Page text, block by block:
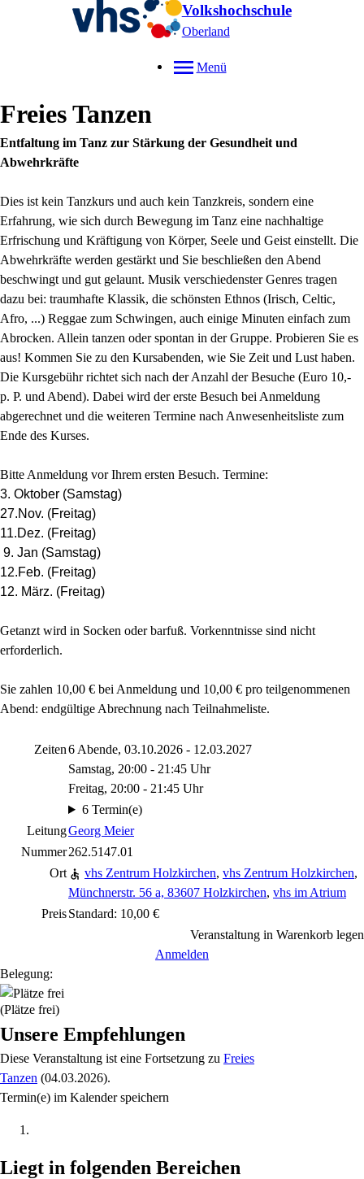
Volkshochschule
Oberland
Menü
Freies Tanzen
Entfaltung im Tanz zur Stärkung der Gesundheit und
Abwehrkräfte
Dies ist kein Tanzkurs und auch kein Tanzkreis, sondern eine
Erfahrung, wie sich durch Bewegung im Tanz eine nachhaltige
Erfrischung und Kräftigung von Körper, Seele und Geist einstellt. Die
Abwehrkräfte werden gestärkt und Sie beschließen den Abend
beschwingt und gut gelaunt. Musik verschiedenster Genres tragen
dazu bei: traumhafte Klassik, die schönsten Ethnos (Irisch, Celtic,
Afro, ...) Reggae zum Schwingen, auch einige Minuten einfach zum
Abrocken. Allein tanzen oder spontan in der Gruppe. Probieren Sie es
aus! Kommen Sie zu den Kursabenden, wie Sie Zeit und Lust haben.
Die Kursgebühr richtet sich nach der Anzahl der Besuche (Euro 10,-
p. P. und Abend). Dabei wird der erste Besuch bei Anmeldung
abgerechnet und die weiteren Termine nach Anwesenheitsliste zum
Ende des Kurses.
Bitte Anmeldung vor Ihrem ersten Besuch. Termine:
3. Oktober (Samstag)
27.Nov. (Freitag)
11.Dez. (Freitag)
9. Jan (Samstag)
12.Feb. (Freitag)
12. März. (Freitag)
Getanzt wird in Socken oder barfuß. Vorkenntnisse sind nicht
erforderlich.
Sie zahlen 10,00 € bei Anmeldung und 10,00 € pro teilgenommenen
Abend: endgültige Abrechnung nach Teilnahmeliste.
Zeiten6 Abende, 03.10.2026 - 12.03.2027
Samstag, 20:00 - 21:45 Uhr
Freitag, 20:00 - 21:45 Uhr
6 Termin(e)
LeitungGeorg Meier
Nummer262.5147.01
Ort
vhs Zentrum Holzkirchen, vhs Zentrum Holzkirchen,
Münchnerstr. 56 a, 83607 Holzkirchen, vhs im Atrium
PreisStandard: 10,00 €
Veranstaltung in Warenkorb legen
Anmelden
Belegung:
(Plätze frei)
Unsere Empfehlungen
Diese Veranstaltung ist eine Fortsetzung zu Freies
Tanzen (04.03.2026).
Termin(e) im Kalender speichern
Liegt in folgenden Bereichen